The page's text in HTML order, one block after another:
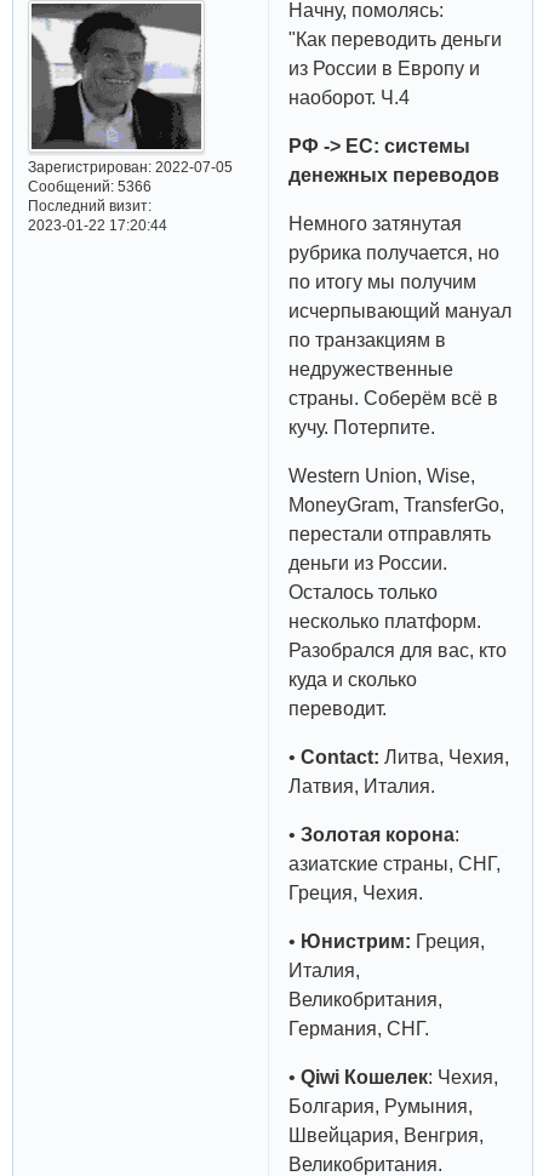
Зарегистрирован: 2022-07-05
Сообщений:5366
Последний визит:
2023-01-22 17:20:44
Начну, помолясь:
"Как переводить деньги
из России в Европу и
наоборот. Ч.4
РФ -> ЕС: системы
денежных переводов
Немного затянутая
рубрика получается, но
по итогу мы получим
исчерпывающий мануал
по транзакциям в
недружественные
страны. Соберём всё в
кучу. Потерпите.
Western Union, Wise,
MoneyGram, TransferGo,
перестали отправлять
деньги из России.
Осталось только
несколько платформ.
Разобрался для вас, кто
куда и сколько
переводит.
• Contact: Литва, Чехия,
Латвия, Италия.
• Золотая корона:
азиатские страны, СНГ,
Греция, Чехия.
• Юнистрим: Греция,
Италия,
Великобритания,
Германия, СНГ.
• Qiwi Кошелек: Чехия,
Болгария, Румыния,
Швейцария, Венгрия,
Великобритания.